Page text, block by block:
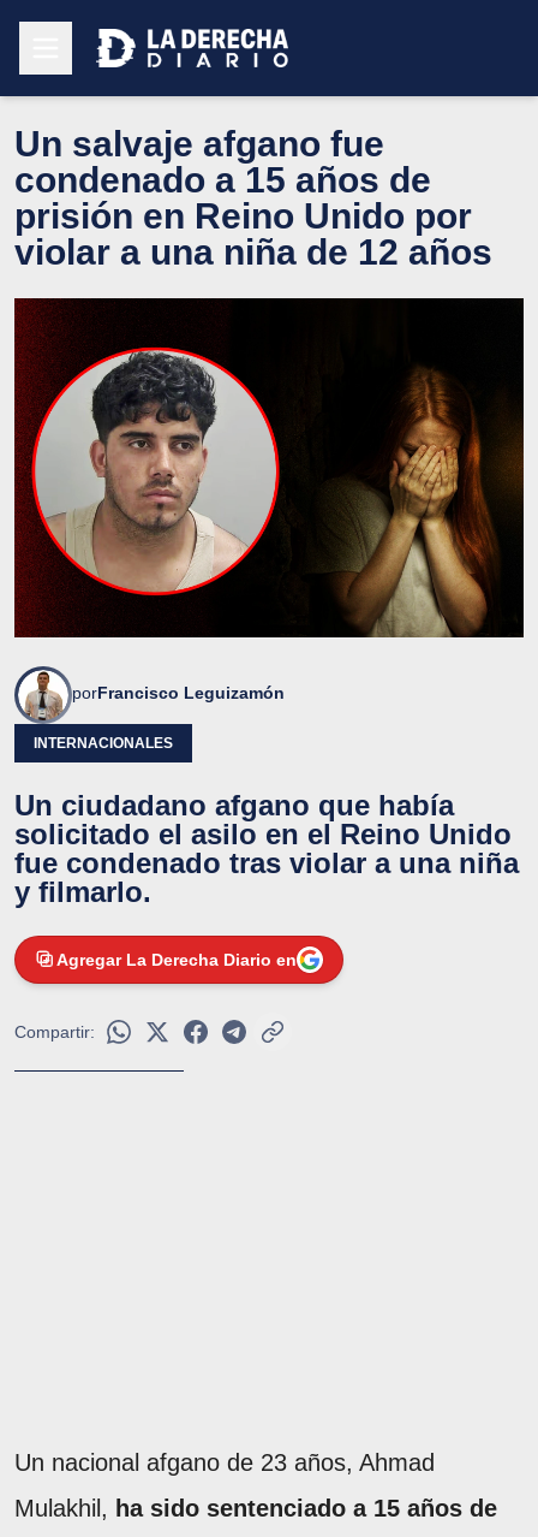
Un salvaje afgano fue
condenado a 15 años de
prisión en Reino Unido por
violar a una niña de 12 años
porFrancisco Leguizamón
INTERNACIONALES
Un ciudadano afgano que había
solicitado el asilo en el Reino Unido
fue condenado tras violar a una niña
y filmarlo.
Agregar La Derecha Diario en
Compartir:
Un nacional afgano de 23 años, Ahmad
Mulakhil, ha sido sentenciado a 15 años de